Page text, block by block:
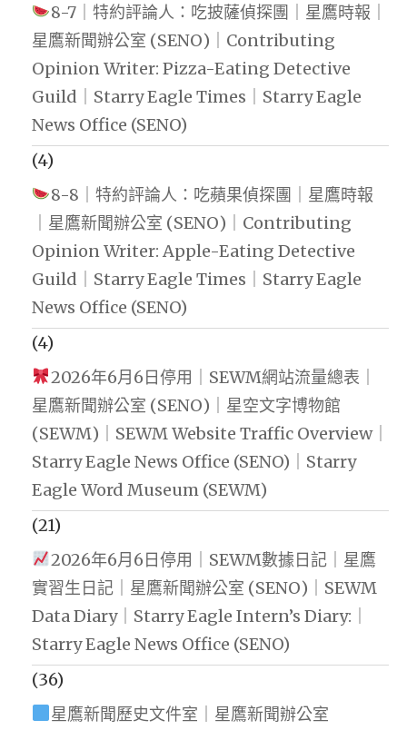
8-7｜特約評論人：吃披薩偵探團｜星鷹時報｜
星鷹新聞辦公室 (SENO)｜Contributing
Opinion Writer: Pizza-Eating Detective
Guild｜Starry Eagle Times｜Starry Eagle
News Office (SENO)
(4)
8-8｜特約評論人：吃蘋果偵探團｜星鷹時報
｜星鷹新聞辦公室 (SENO)｜Contributing
Opinion Writer: Apple-Eating Detective
Guild｜Starry Eagle Times｜Starry Eagle
News Office (SENO)
(4)
2026年6月6日停用｜SEWM網站流量總表｜
星鷹新聞辦公室 (SENO)｜星空文字博物館
(SEWM)｜SEWM Website Traffic Overview｜
Starry Eagle News Office (SENO)｜Starry
Eagle Word Museum (SEWM)
(21)
2026年6月6日停用｜SEWM數據日記｜星鷹
實習生日記｜星鷹新聞辦公室 (SENO)｜SEWM
Data Diary｜Starry Eagle Intern’s Diary:｜
Starry Eagle News Office (SENO)
(36)
星鷹新聞歷史文件室｜星鷹新聞辦公室